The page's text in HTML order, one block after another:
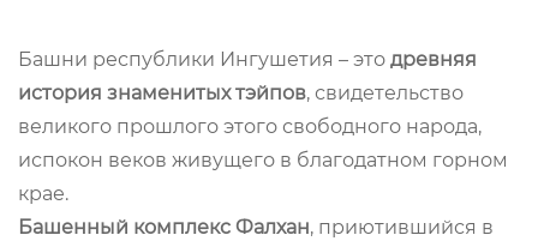
Башни республики Ингушетия – это древняя
история знаменитых тэйпов, свидетельство
великого прошлого этого свободного народа,
испокон веков живущего в благодатном горном
крае.
Башенный комплекс Фалхан, приютившийся в